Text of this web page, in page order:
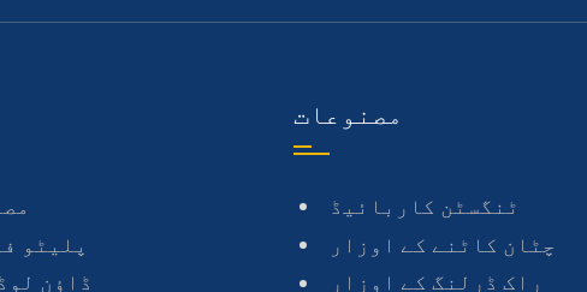
پلیٹو
ڈاؤن
مصنوعات
ٹنگسٹن کاربائیڈ
چٹان کاٹنے کے اوزار
راک ڈرلنگ کے اوزار